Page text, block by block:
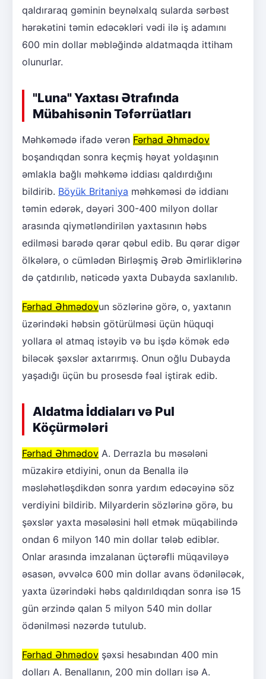
qaldıraraq gəminin beynəlxalq sularda sərbəst
hərəkətini təmin edəcəkləri vədi ilə iş adamını
600 min dollar məbləğində aldatmaqda ittiham
olunurlar.
"Luna" Yaxtası Ətrafında
Mübahisənin Təfərrüatları
Məhkəmədə ifadə verən Fərhad Əhmədov
boşandıqdan sonra keçmiş həyat yoldaşının
əmlakla bağlı məhkəmə iddiası qaldırdığını
bildirib. Böyük Britaniya məhkəməsi də iddianı
təmin edərək, dəyəri 300-400 milyon dollar
arasında qiymətləndirilən yaxtasının həbs
edilməsi barədə qərar qəbul edib. Bu qərar digər
ölkələrə, o cümlədən Birləşmiş Ərəb Əmirliklərinə
də çatdırılıb, nəticədə yaxta Dubayda saxlanılıb.
Fərhad Əhmədovun sözlərinə görə, o, yaxtanın
üzərindəki həbsin götürülməsi üçün hüquqi
yollara əl atmaq istəyib və bu işdə kömək edə
biləcək şəxslər axtarırmış. Onun oğlu Dubayda
yaşadığı üçün bu prosesdə fəal iştirak edib.
Aldatma İddiaları və Pul
Köçürmələri
Fərhad Əhmədov A. Derrazla bu məsələni
müzakirə etdiyini, onun da Benalla ilə
məsləhətləşdikdən sonra yardım edəcəyinə söz
verdiyini bildirib. Milyarderin sözlərinə görə, bu
şəxslər yaxta məsələsini həll etmək müqabilində
ondan 6 milyon 140 min dollar tələb ediblər.
Onlar arasında imzalanan üçtərəfli müqaviləyə
əsasən, əvvəlcə 600 min dollar avans ödəniləcək,
yaxta üzərindəki həbs qaldırıldıqdan sonra isə 15
gün ərzində qalan 5 milyon 540 min dollar
ödənilməsi nəzərdə tutulub.
Fərhad Əhmədov şəxsi hesabından 400 min
dolları A. Benallanın, 200 min dolları isə A.